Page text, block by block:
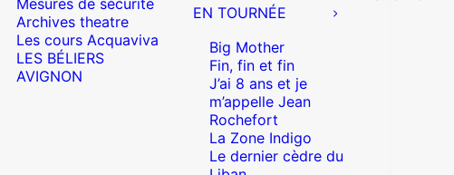
Mesures de sécurité
Archives theatre
Les cours Acquaviva
LES BÉLIERS
AVIGNON
EN TOURNÉE
Big Mother
Fin, fin et fin
J’ai 8 ans et je
m’appelle Jean
Rochefort
La Zone Indigo
Le dernier cèdre du